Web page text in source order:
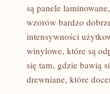
MIEJSCACH
PANELE
są panele
wzorów bardzo
intensywności
winylowe, które są
się tam, gdzie bawią
drewniane, które